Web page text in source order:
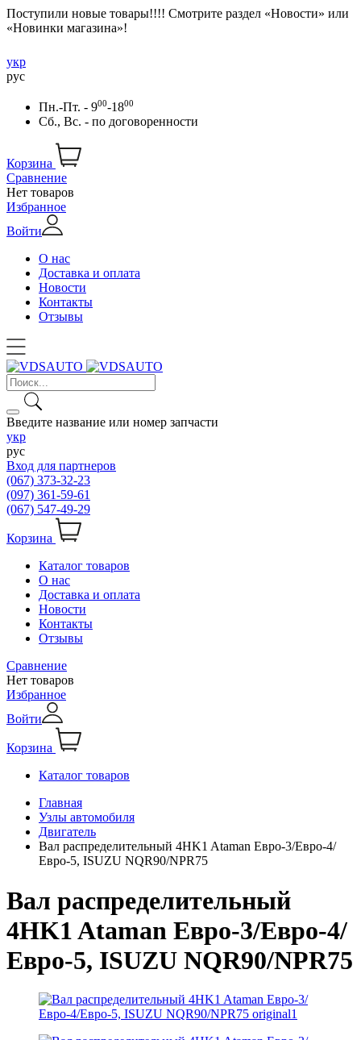
Поступили новые товары!!!! Смотрите раздел «Новости» или
«Новинки магазина»!
укр
рус
Пн.-Пт. - 900-1800
Сб., Вс. - по договоренности
Корзина
Сравнение
Нет товаров
Избранное
Войти
О нас
Доставка и оплата
Новости
Контакты
Отзывы
Введите название или номер запчасти
укр
рус
Вход для партнеров
(067) 373-32-23
(097) 361-59-61
(067) 547-49-29
Корзина
Каталог товаров
О нас
Доставка и оплата
Новости
Контакты
Отзывы
Сравнение
Нет товаров
Избранное
Войти
Корзина
Каталог товаров
Главная
Узлы автомобиля
Двигатель
Вал распределительный 4HK1 Ataman Евро-3/Евро-4/
Евро-5, ISUZU NQR90/NPR75
Вал распределительный
4HK1 Ataman Евро-3/Евро-4/
Евро-5, ISUZU NQR90/NPR75